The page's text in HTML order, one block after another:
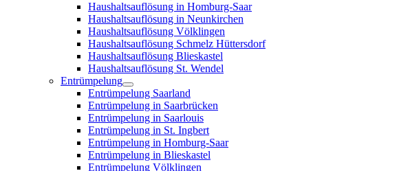
Haushaltsauflösung in Homburg-Saar
Haushaltsauflösung in Neunkirchen
Haushaltsauflösung Völklingen
Haushaltsauflösung Schmelz Hüttersdorf
Haushaltsauflösung Blieskastel
Haushaltsauflösung St. Wendel
Entrümpelung
Entrümpelung Saarland
Entrümpelung in Saarbrücken
Entrümpelung in Saarlouis
Entrümpelung in St. Ingbert
Entrümpelung in Homburg-Saar
Entrümpelung in Blieskastel
Entrümpelung Völklingen